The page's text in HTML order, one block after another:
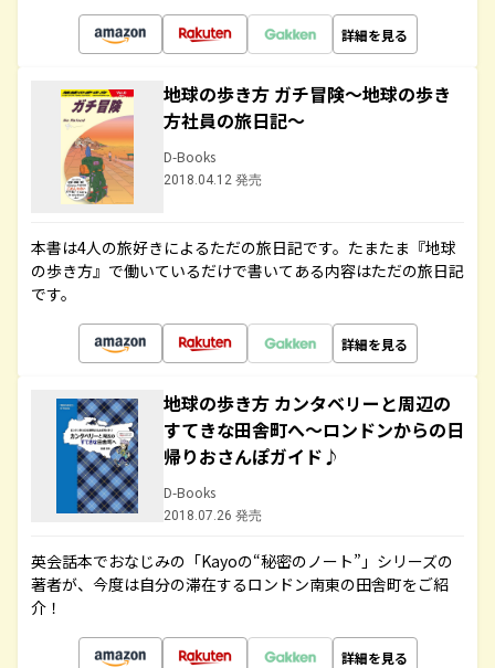
詳細を見る
地球の歩き方 ガチ冒険～地球の歩き
方社員の旅日記～
D-Books
2018.04.12 発売
本書は4人の旅好きによるただの旅日記です。たまたま『地球
の歩き方』で働いているだけで書いてある内容はただの旅日記
です。
詳細を見る
地球の歩き方 カンタベリーと周辺の
すてきな田舎町へ～ロンドンからの日
帰りおさんぽガイド♪
D-Books
2018.07.26 発売
英会話本でおなじみの「Kayoの“秘密のノート”」シリーズの
著者が、今度は自分の滞在するロンドン南東の田舎町をご紹
介！
詳細を見る